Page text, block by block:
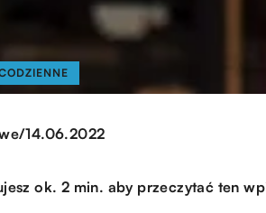
/14.06.2022
ok. 2 min. aby przeczytać ten